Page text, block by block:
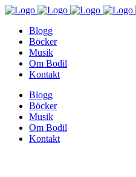
Blogg
Böcker
Musik
Om Bodil
Kontakt
Blogg
Böcker
Musik
Om Bodil
Kontakt